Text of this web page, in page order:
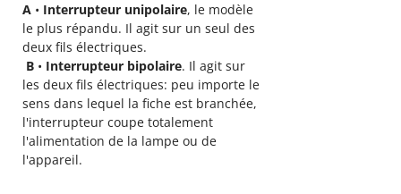
A • Interrupteur unipolaire, le modèle
le plus répandu. Il agit sur un seul des
deux fils électriques.
B • Interrupteur bipolaire. Il agit sur
les deux fils électriques: peu importe le
sens dans lequel la fiche est branchée,
l'interrupteur coupe totalement
l'alimentation de la lampe ou de
l'appareil.